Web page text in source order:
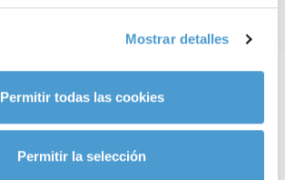
Mostrar detalles
Permitir todas las cookies
Permitir la selección